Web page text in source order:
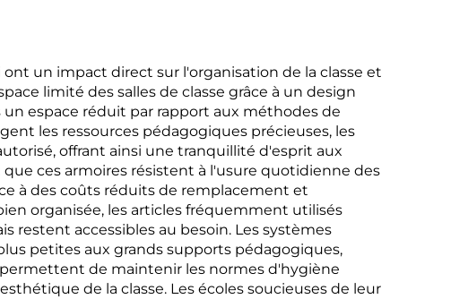
un impact direct sur l'organisation de la classe et
limité des salles de classe grâce à un design
espace réduit par rapport aux méthodes de
les ressources pédagogiques précieuses, les
offrant ainsi une tranquillité d'esprit aux
ces armoires résistent à l'usure quotidienne des
à des coûts réduits de remplacement et
organisée, les articles fréquemment utilisés
restent accessibles au besoin. Les systèmes
petites aux grands supports pédagogiques,
de maintenir les normes d'hygiène
de la classe. Les écoles soucieuses de leur